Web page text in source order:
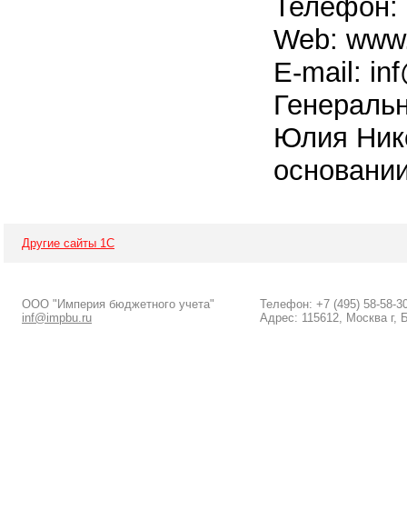
Телефон:
Web:
E-mail:
Юлия
Другие сайты 1С
ООО "Империя бюджетного учета"
inf@impbu.ru
Телефон: +7 (495) 58-58-
Адрес: 115612, Москва г,